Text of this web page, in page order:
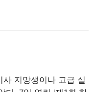
지망생이나 고급 실